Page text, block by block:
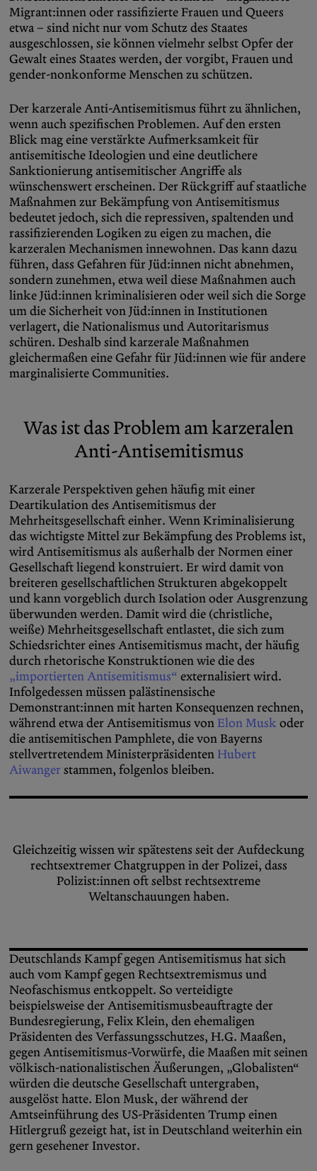
Migrant:innen oder rassifizierte Frauen und Queers
etwa – sind nicht nur vom Schutz des Staates
ausgeschlossen, sie können vielmehr selbst Opfer der
Gewalt eines Staates werden, der vorgibt, Frauen und
gender-nonkonforme Menschen zu schützen.
Der karzerale Anti-Antisemitismus führt zu ähnlichen,
wenn auch spezifischen Problemen. Auf den ersten
Blick mag eine verstärkte Aufmerksamkeit für
antisemitische Ideologien und eine deutlichere
Sanktionierung antisemitischer Angriffe als
wünschenswert erscheinen. Der Rückgriff auf staatliche
Maßnahmen zur Bekämpfung von Antisemitismus
bedeutet jedoch, sich die repressiven, spaltenden und
rassifizierenden Logiken zu eigen zu machen, die
karzeralen Mechanismen innewohnen. Das kann dazu
führen, dass Gefahren für Jüd:innen nicht abnehmen,
sondern zunehmen, etwa weil diese Maßnahmen auch
linke Jüd:innen kriminalisieren oder weil sich die Sorge
um die Sicherheit von Jüd:innen in Institutionen
verlagert, die Nationalismus und Autoritarismus
schüren. Deshalb sind karzerale Maßnahmen
gleichermaßen eine Gefahr für Jüd:innen wie für andere
marginalisierte Communities.
Was ist das Problem am karzeralen
Anti-Antisemitismus
Karzerale Perspektiven gehen häufig mit einer
Deartikulation des Antisemitismus der
Mehrheitsgesellschaft einher. Wenn Kriminalisierung
das wichtigste Mittel zur Bekämpfung des Problems ist,
wird Antisemitismus als außerhalb der Normen einer
Gesellschaft liegend konstruiert. Er wird damit von
breiteren gesellschaftlichen Strukturen abgekoppelt
und kann vorgeblich durch Isolation oder Ausgrenzung
überwunden werden. Damit wird die (christliche,
weiße) Mehrheitsgesellschaft entlastet, die sich zum
Schiedsrichter eines Antisemitismus macht, der häufig
durch rhetorische Konstruktionen wie die des
„importierten Antisemitismus“ externalisiert wird.
Infolgedessen müssen palästinensische
Demonstrant:innen mit harten Konsequenzen rechnen,
während etwa der Antisemitismus vonElon Musk oder
die antisemitischen Pamphlete, die von Bayerns
stellvertretendem MinisterpräsidentenHubert
Aiwanger stammen, folgenlos bleiben.
Gleichzeitig wissen wir spätestens seit der Aufdeckung
rechtsextremer Chatgruppen in der Polizei, dass
Polizist:innen oft selbst rechtsextreme
Weltanschauungen haben.
Deutschlands Kampf gegen Antisemitismus hat sich
auch vom Kampf gegen Rechtsextremismus und
Neofaschismus entkoppelt. So verteidigte
beispielsweise der Antisemitismusbeauftragte der
Bundesregierung, Felix Klein, den ehemaligen
Präsidenten des Verfassungsschutzes, H.G. Maaßen,
gegen Antisemitismus-Vorwürfe, die Maaßen mit seinen
völkisch-nationalistischen Äußerungen, „Globalisten“
würden die deutsche Gesellschaft untergraben,
ausgelöst hatte. Elon Musk, der während der
Amtseinführung des US-Präsidenten Trump einen
Hitlergruß gezeigt hat, ist in Deutschland weiterhin ein
gern gesehener Investor.